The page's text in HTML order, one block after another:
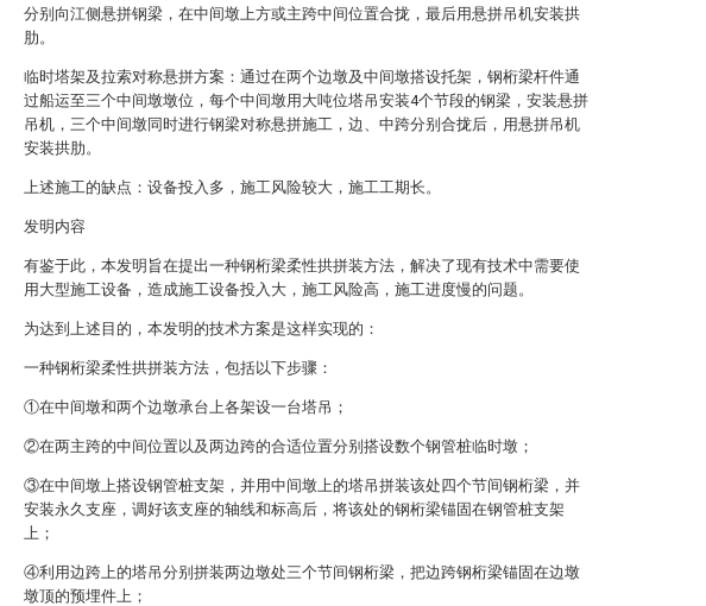
分别向江侧悬拼钢梁，在中间墩上方或主跨中间位置合拢，最后用悬拼吊机安装拱
肋。
临时塔架及拉索对称悬拼方案：通过在两个边墩及中间墩搭设托架，钢桁梁杆件通
过船运至三个中间墩墩位，每个中间墩用大吨位塔吊安装4个节段的钢梁，安装悬拼
吊机，三个中间墩同时进行钢梁对称悬拼施工，边、中跨分别合拢后，用悬拼吊机
安装拱肋。
上述施工的缺点：设备投入多，施工风险较大，施工工期长。
发明内容
有鉴于此，本发明旨在提出一种钢桁梁柔性拱拼装方法，解决了现有技术中需要使
用大型施工设备，造成施工设备投入大，施工风险高，施工进度慢的问题。
为达到上述目的，本发明的技术方案是这样实现的：
一种钢桁梁柔性拱拼装方法，包括以下步骤：
①在中间墩和两个边墩承台上各架设一台塔吊；
②在两主跨的中间位置以及两边跨的合适位置分别搭设数个钢管桩临时墩；
③在中间墩上搭设钢管桩支架，并用中间墩上的塔吊拼装该处四个节间钢桁梁，并
安装永久支座，调好该支座的轴线和标高后，将该处的钢桁梁锚固在钢管桩支架
上；
④利用边跨上的塔吊分别拼装两边墩处三个节间钢桁梁，把边跨钢桁梁锚固在边墩
墩顶的预埋件上；